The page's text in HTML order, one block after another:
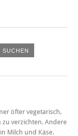
öfter vegetarisch,
zu verzichten. Andere
Milch und Käse.